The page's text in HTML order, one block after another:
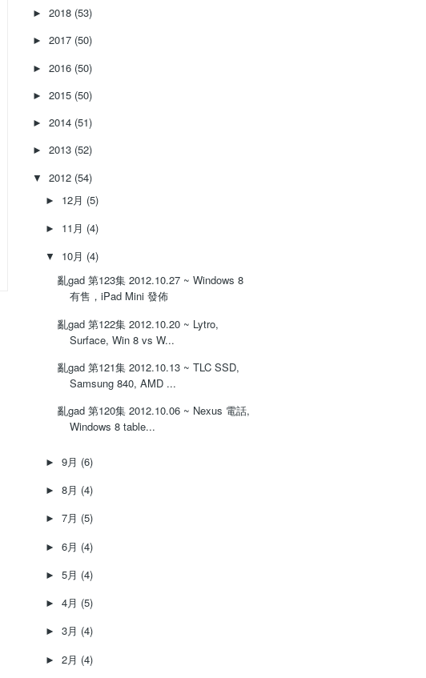
► 2018 (53)
► 2017 (50)
► 2016 (50)
► 2015 (50)
► 2014 (51)
► 2013 (52)
▼ 2012 (54)
► 12月 (5)
► 11月 (4)
▼ 10月 (4)
亂gad 第123集 2012.10.27 ~ Windows 8
有售，iPad Mini 發佈
亂gad 第122集 2012.10.20 ~ Lytro,
Surface, Win 8 vs W...
亂gad 第121集 2012.10.13 ~ TLC SSD,
Samsung 840, AMD ...
亂gad 第120集 2012.10.06 ~ Nexus 電話,
Windows 8 table...
► 9月 (6)
► 8月 (4)
► 7月 (5)
► 6月 (4)
► 5月 (4)
► 4月 (5)
► 3月 (4)
► 2月 (4)